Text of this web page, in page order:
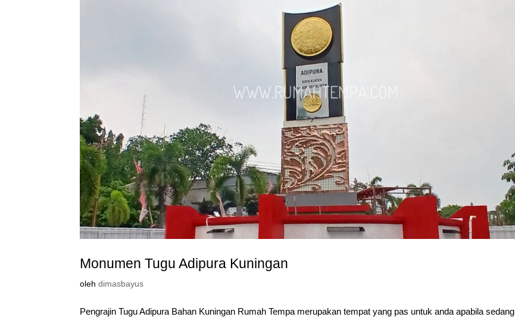
Monumen Tugu Adipura Kuningan
olehdimasbayus
Pengrajin Tugu Adipura Bahan Kuningan Rumah Tempa merupakan tempat yang pas untuk anda apabila sedang